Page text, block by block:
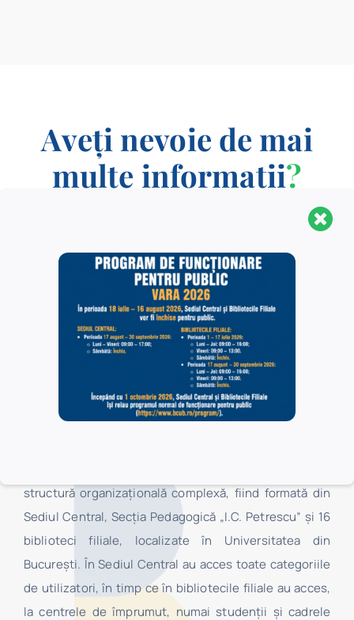
Aveți nevoie de mai
multe informații?
CONTACT
structură organizaţională complexă, fiind formată din
Sediul Central, Secţia Pedagogică „I.C. Petrescu” şi 16
biblioteci filiale, localizate în Universitatea din
Bucureşti. În Sediul Central au acces toate categoriile
de utilizatori, în timp ce în bibliotecile filiale au acces,
la centrele de împrumut, numai studenţii şi cadrele